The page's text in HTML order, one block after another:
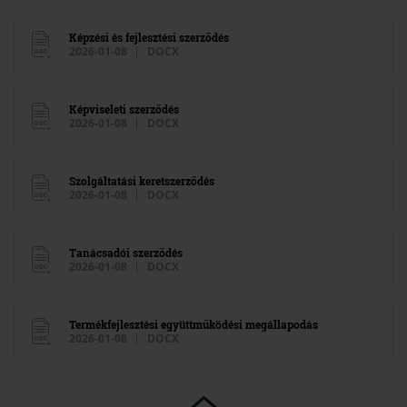
Képzési és fejlesztési szerződés
2026-01-08 DOCX
Képviseleti szerződés
2026-01-08 DOCX
Szolgáltatási keretszerződés
2026-01-08 DOCX
Tanácsadói szerződés
2026-01-08 DOCX
Termékfejlesztési együttműködési megállapodás
2026-01-08 DOCX